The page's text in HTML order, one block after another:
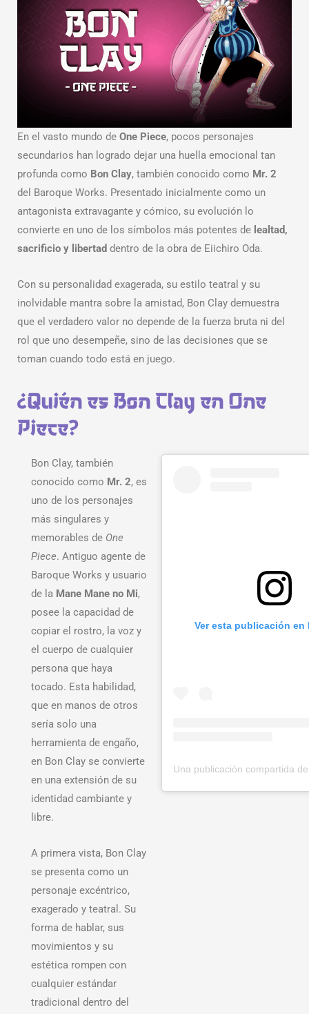
En el vasto mundo de One Piece, pocos personajes
secundarios han logrado dejar una huella emocional tan
profunda como Bon Clay, también conocido como Mr. 2
del Baroque Works. Presentado inicialmente como un
antagonista extravagante y cómico, su evolución lo
convierte en uno de los símbolos más potentes de lealtad,
sacrificio y libertad dentro de la obra de Eiichiro Oda.
Con su personalidad exagerada, su estilo teatral y su
inolvidable mantra sobre la amistad, Bon Clay demuestra
que el verdadero valor no depende de la fuerza bruta ni del
rol que uno desempeñe, sino de las decisiones que se
toman cuando todo está en juego.
¿Quién es Bon Clay en One
Piece?
Bon Clay, también
conocido como Mr. 2, es
uno de los personajes
más singulares y
memorables de One
Piece. Antiguo agente de
Baroque Works y usuario
de la Mane Mane no Mi,
posee la capacidad de
copiar el rostro, la voz y
el cuerpo de cualquier
persona que haya
tocado. Esta habilidad,
que en manos de otros
sería solo una
herramienta de engaño,
en Bon Clay se convierte
en una extensión de su
identidad cambiante y
libre.
A primera vista, Bon Clay
se presenta como un
personaje excéntrico,
exagerado y teatral. Su
forma de hablar, sus
movimientos y su
estética rompen con
cualquier estándar
tradicional dentro del
Ver esta publicación en